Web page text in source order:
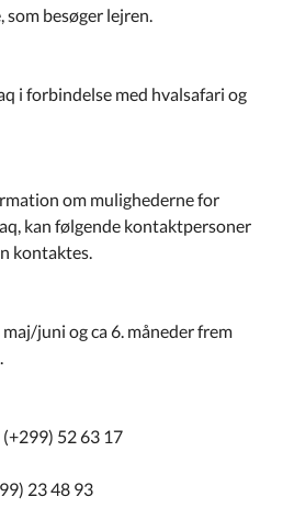
besøger lejren.
i forbindelse med hvalsafari og
om mulighederne for
kan følgende kontaktpersoner
kontaktes.
juni og ca 6. måneder frem
52 63 17
23 48 93